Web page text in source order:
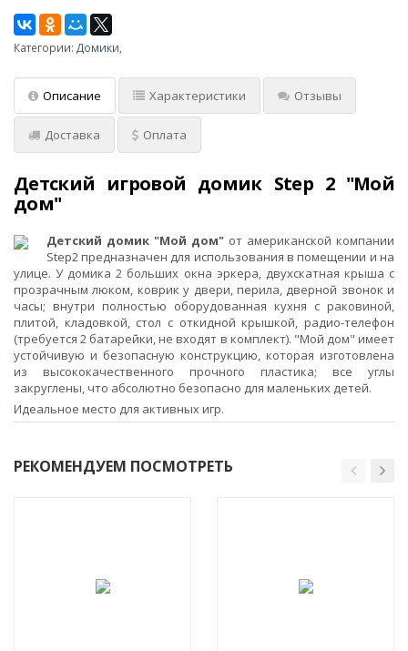
Категории: Домики,
Описание Характеристики Отзывы
Доставка Оплата
Детский игровой домик Step 2 "Мой
дом"
Детский домик "Мой дом"от американской компании
Step2 предназначен для использования в помещении и на
улице. У домика 2 больших окна эркера, двухскатная крыша с
прозрачным люком, коврик у двери, перила, дверной звонок и
часы; внутри полностью оборудованная кухня с раковиной,
плитой, кладовкой, стол с откидной крышкой, радио-телефон
(требуется 2 батарейки, не входят в комплект). "Мой дом" имеет
устойчивую и безопасную конструкцию, которая изготовлена
из высококачественного прочного пластика; все углы
закруглены, что абсолютно безопасно для маленьких детей.
Идеальное место для активных игр.
РЕКОМЕНДУЕМ ПОСМОТРЕТЬ